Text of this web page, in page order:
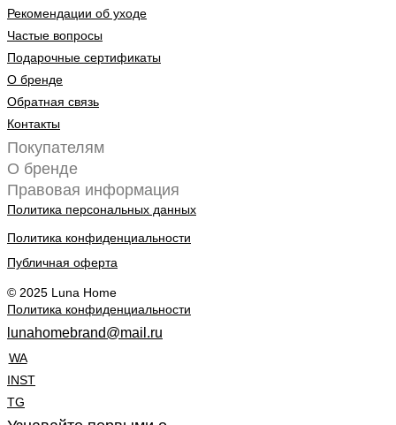
Рекомендации об уходе
Частые вопросы
Подарочные сертификаты
О бренде
Обратная связь
Контакты
Покупателям
О бренде
Правовая информация
Политика персональных данных
Политика конфиденциальности
Публичная оферта
© 2025 Luna Home
Политика конфиденциальности
lunahomebrand@mail.ru
WA
INST
TG